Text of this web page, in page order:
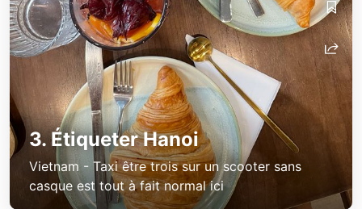
3. Étiqueter Hanoi
Vietnam - Taxi être trois sur un scooter sans
casque est tout à fait normal ici